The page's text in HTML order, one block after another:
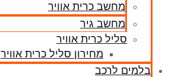
מחשב כרית אוויר
מחשב גיר
סליל כרית אוויר
מחירון סליל כרית אוויר
בלמים לרכב